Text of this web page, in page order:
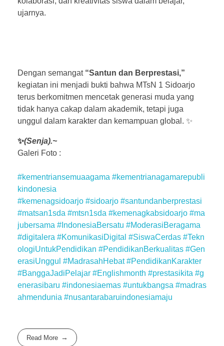
ujarnya.
Dengan semangat “Santun dan Berprestasi,”
kegiatan ini menjadi bukti bahwa MTsN 1 Sidoarjo
terus berkomitmen mencetak generasi muda yang
tidak hanya cakap dalam akademik, tetapi juga
unggul dalam karakter dan kemampuan global. ✨
✨(Senja).~
Galeri Foto :
#kementriansemuaagama #kementrianagamarepubli
kindonesia
#kemenagsidoarjo #sidoarjo #santundanberprestasi
#matsan1sda #mtsn1sda #kemenagkabsidoarjo #ma
jubersama #IndonesiaBersatu #ModerasiBeragama
#digitalera #KomunikasiDigital #SiswaCerdas #Tekn
ologiUntukPendidikan #PendidikanBerkualitas #Gen
erasiUnggul #MadrasahHebat #PendidikanKarakter
#BanggaJadiPelajar #Englishmonth #prestasikita #g
enerasibaru #indonesiaemas #untukbangsa #madras
ahmendunia #nusantarabaruindonesiamaju
Read More